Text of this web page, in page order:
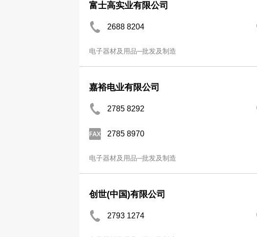
富士高实业有限公司
2688 8204
电子器材及用品─批发及制造
嘉裕电业有限公司
2785 8292
2785 8970
电子器材及用品─批发及制造
创世(中国)有限公司
2793 1274